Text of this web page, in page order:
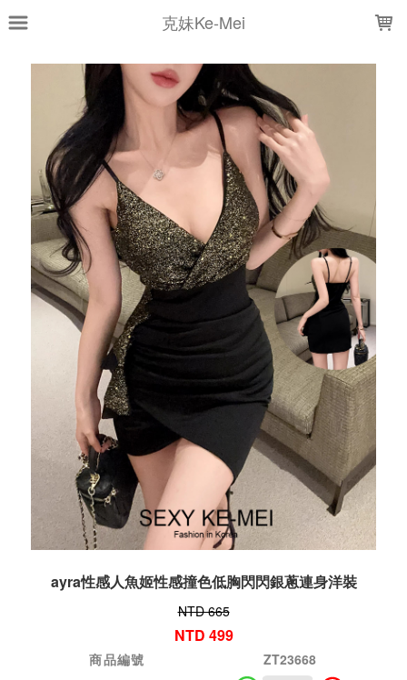
克妹Ke-Mei
ayra性感人魚姬性感撞色低胸閃閃銀蔥連身洋裝
NTD 665
NTD 499
商品編號
ZT23668